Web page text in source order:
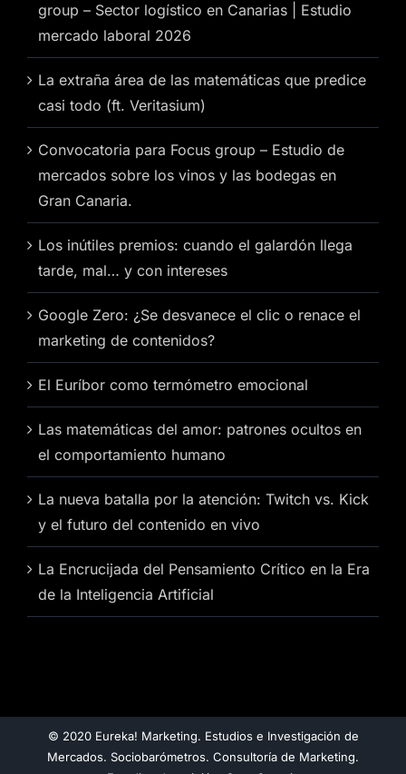
group – Sector logístico en Canarias | Estudio
mercado laboral 2026
La extraña área de las matemáticas que predice
casi todo (ft. Veritasium)
Convocatoria para Focus group – Estudio de
mercados sobre los vinos y las bodegas en
Gran Canaria.
Los inútiles premios: cuando el galardón llega
tarde, mal… y con intereses
Google Zero: ¿Se desvanece el clic o renace el
marketing de contenidos?
El Euríbor como termómetro emocional
Las matemáticas del amor: patrones ocultos en
el comportamiento humano
La nueva batalla por la atención: Twitch vs. Kick
y el futuro del contenido en vivo
La Encrucijada del Pensamiento Crítico en la Era
de la Inteligencia Artificial
© 2020 Eureka! Marketing. Estudios e Investigación de
Mercados. Sociobarómetros. Consultoría de Marketing.